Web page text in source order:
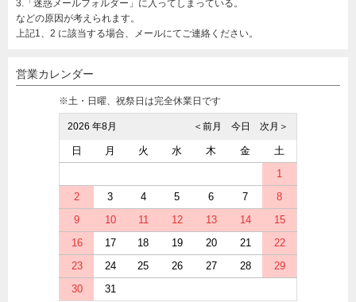
3.「迷惑メールフォルダー」に入ってしまっている。
などの原因が考えられます。
上記1、2 に該当する場合、メールにてご連絡ください。
営業カレンダー
※土・日曜、祝祭日は完全休業日です
2026 年8月 次月＞
今日
＜前月
日 月 火 水 木 金
土
1
2
3 4 5 6 7
8
9
10 11 12 13 14
15
16
17 18 19 20 21
22
23
24 25 26 27 28
29
30
31